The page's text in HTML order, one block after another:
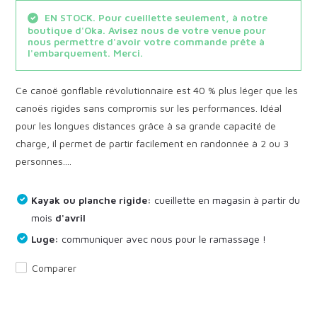
EN STOCK. Pour cueillette seulement, à notre
boutique d'Oka. Avisez nous de votre venue pour
nous permettre d'avoir votre commande prête à
l'embarquement. Merci.
Ce canoë gonflable révolutionnaire est 40 % plus léger que les
canoës rigides sans compromis sur les performances. Idéal
pour les longues distances grâce à sa grande capacité de
charge, il permet de partir facilement en randonnée à 2 ou 3
personnes....
Kayak ou planche rigide: cueillette en magasin à partir du
mois d'avril
Luge: communiquer avec nous pour le ramassage !
Comparer